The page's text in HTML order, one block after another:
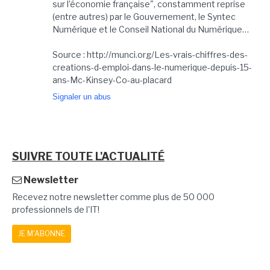
sur l’économie française", constamment reprise
(entre autres) par le Gouvernement, le Syntec
Numérique et le Conseil National du Numérique…
Source : http://munci.org/Les-vrais-chiffres-des-
creations-d-emploi-dans-le-numerique-depuis-15-
ans-Mc-Kinsey-Co-au-placard
Signaler un abus
SUIVRE TOUTE L'ACTUALITÉ
Newsletter
Recevez notre newsletter comme plus de 50 000
professionnels de l'IT!
JE M'ABONNE